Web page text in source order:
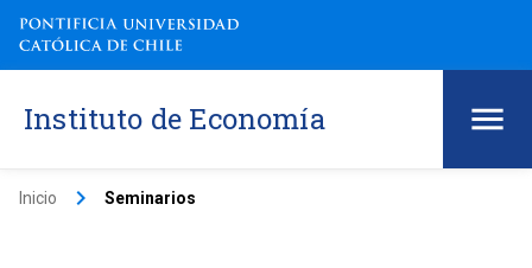
Instituto de Economía
Inicio keyboard_arrow_right Seminarios